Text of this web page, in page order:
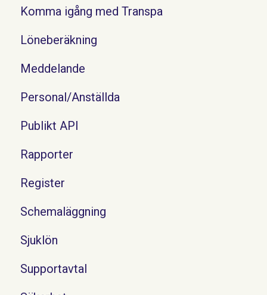
Komma igång med Transpa
Löneberäkning
Meddelande
Personal/Anställda
Publikt API
Rapporter
Register
Schemaläggning
Sjuklön
Supportavtal